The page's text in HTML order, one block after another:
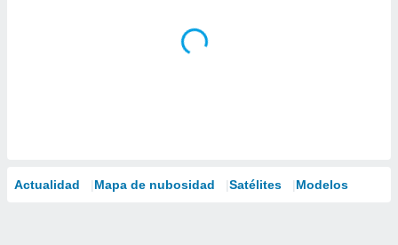
Actualidad Mapa de nubosidad Satélites Modelos